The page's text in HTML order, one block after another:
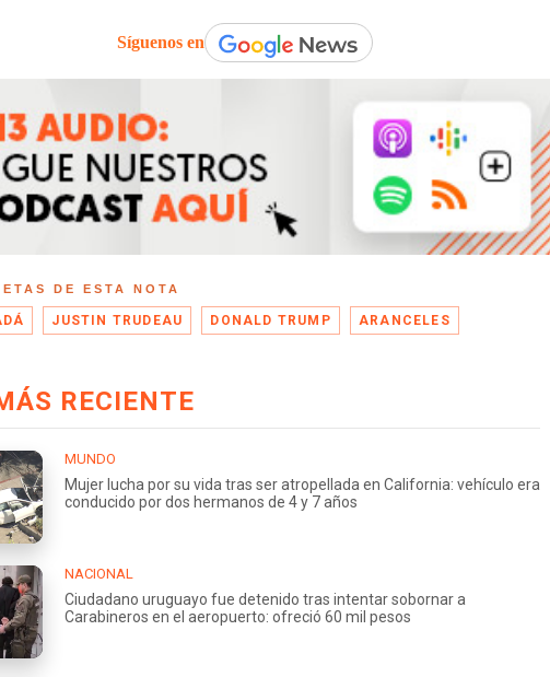
Síguenos en
DE ESTA NOTA
JUSTIN TRUDEAU DONALD TRUMP ARANCELES
RECIENTE
MUNDO
Mujer lucha por su vida tras ser atropellada en California: vehículo era
conducido por dos hermanos de 4 y 7 años
NACIONAL
Ciudadano uruguayo fue detenido tras intentar sobornar a
Carabineros en el aeropuerto: ofreció 60 mil pesos